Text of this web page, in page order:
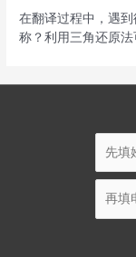
在翻译过程中，遇
称？利用三角还原法